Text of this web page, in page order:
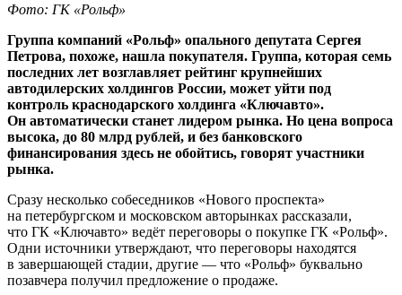
Фото: ГК «Рольф»
Группа компаний «Рольф» опального депутата Сергея
Петрова, похоже, нашла покупателя. Группа, которая семь
последних лет возглавляет рейтинг крупнейших
автодилерских холдингов России, может уйти под
контроль краснодарского холдинга «Ключавто».
Он автоматически станет лидером рынка. Но цена вопроса
высока, до 80 млрд рублей, и без банковского
финансирования здесь не обойтись, говорят участники
рынка.
Сразу несколько собеседников «Нового проспекта»
на петербургском и московском авторынках рассказали,
что ГК «Ключавто» ведёт переговоры о покупке ГК «Рольф».
Одни источники утверждают, что переговоры находятся
в завершающей стадии, другие — что «Рольф» буквально
позавчера получил предложение о продаже.